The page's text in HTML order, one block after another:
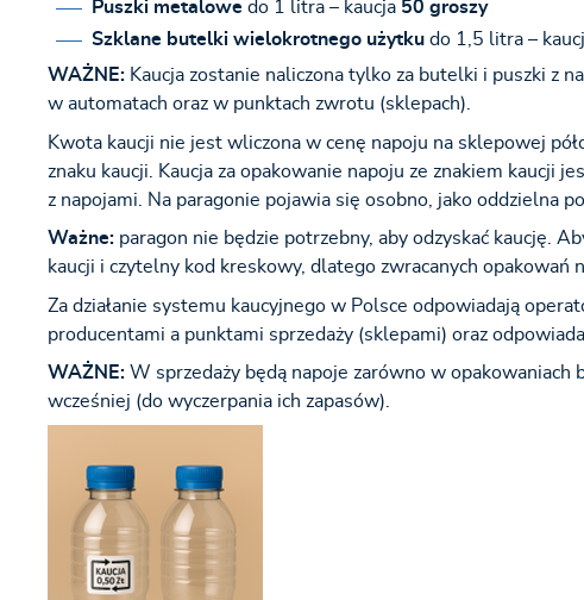
Puszki metalowedo 1 litra – kaucja 50 groszy
Szklane butelki wielokrotnego użytkudo 1,5 litra –
WAŻNE:Kaucja zostanie naliczona tylko za butelki i puszki z
w automatach oraz w punktach zwrotu (sklepach).
Kwota kaucji nie jest wliczona w cenę napoju na sklepowej
znaku kaucji. Kaucja za opakowanie napoju ze znakiem kaucji
z napojami. Na paragonie pojawia się osobno, jako oddzielna
Ważne:paragon nie będzie potrzebny, aby odzyskać kaucję.
kaucji i czytelny kod kreskowy, dlatego zwracanych opakowań
Za działanie systemu kaucyjnego w Polsce odpowiadają
producentami a punktami sprzedaży (sklepami) oraz
WAŻNE:W sprzedaży będą napoje zarówno w opakowaniach
wcześniej (do wyczerpania ich zapasów).